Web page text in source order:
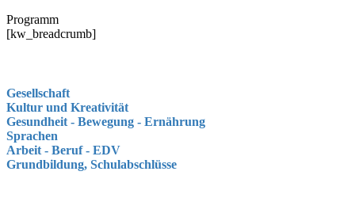
Programm
[kw_breadcrumb]
Gesellschaft
Kultur und Kreativität
Gesundheit - Bewegung - Ernährung
Sprachen
Arbeit - Beruf - EDV
Grundbildung, Schulabschlüsse